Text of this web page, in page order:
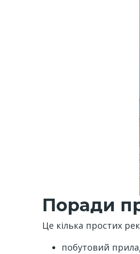
Поради
Це кілька простих
побутовий